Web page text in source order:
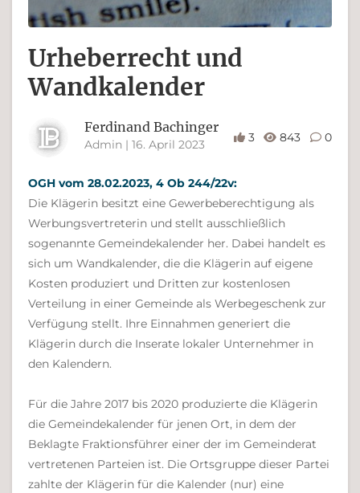
Urheberrecht und
Wandkalender
Ferdinand Bachinger
Admin | 16. April 2023
3 843 0
OGH vom 28.02.2023, 4 Ob 244/22v:
Die Klägerin besitzt eine Gewerbeberechtigung als
Werbungsvertreterin und stellt ausschließlich
sogenannte Gemeindekalender her. Dabei handelt es
sich um Wandkalender, die die Klägerin auf eigene
Kosten produziert und Dritten zur kostenlosen
Verteilung in einer Gemeinde als Werbegeschenk zur
Verfügung stellt. Ihre Einnahmen generiert die
Klägerin durch die Inserate lokaler Unternehmer in
den Kalendern.
Für die Jahre 2017 bis 2020 produzierte die Klägerin
die Gemeindekalender für jenen Ort, in dem der
Beklagte Fraktionsführer einer der im Gemeinderat
vertretenen Parteien ist. Die Ortsgruppe dieser Partei
zahlte der Klägerin für die Kalender (nur) eine